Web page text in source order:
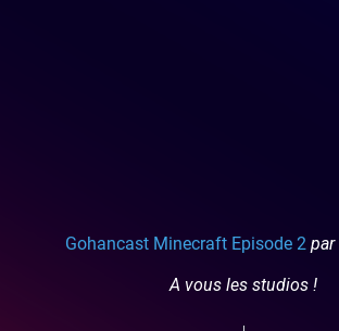
Gohancast Minecraft Episode 2 par
A vous les studios !